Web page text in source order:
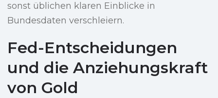
sonst üblichen klaren Einblicke in
Bundesdaten verschleiern.
Fed-Entscheidungen
und die Anziehungskraft
von Gold